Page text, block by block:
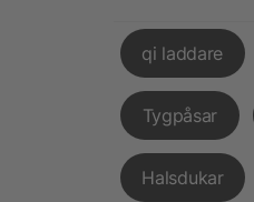
qi laddare
Tygpåsar
Halsdukar